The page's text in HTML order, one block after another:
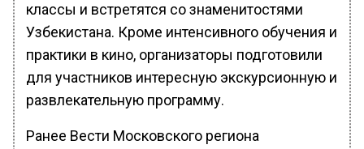
классы и встретятся со знаменитостями
Узбекистана. Кроме интенсивного обучения и
практики в кино, организаторы подготовили
для участников интересную экскурсионную и
развлекательную программу.
Ранее Вести Московского региона